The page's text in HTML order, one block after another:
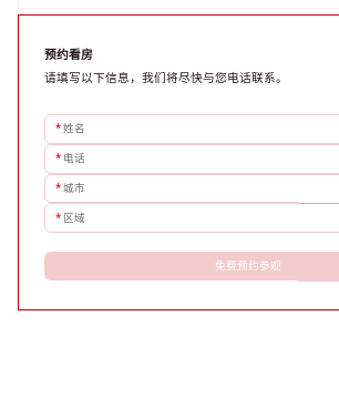
款。选址是综合性战略决策，旨在让办公
预约看房
请填写以下信息，我们将尽快与您电话联系。
*姓名
* 电话
*城市
* 区域
免费预约参观